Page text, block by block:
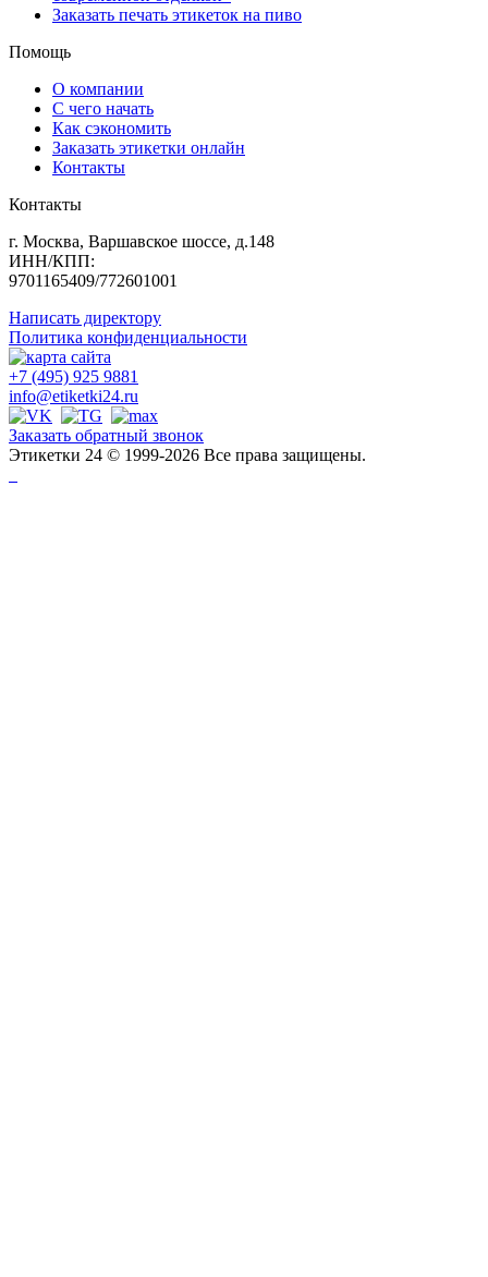
Заказать печать этикеток на пиво
Помощь
О компании
С чего начать
Как сэкономить
Заказать этикетки онлайн
Контакты
Контакты
г. Москва, Варшавское шоссе, д.148
ИНН/КПП:
9701165409/772601001
Написать директору
Политика конфиденциальности
+7 (495) 925 9881
info@etiketki24.ru
Заказать обратный звонок
Этикетки 24 © 1999-2026 Все права защищены.